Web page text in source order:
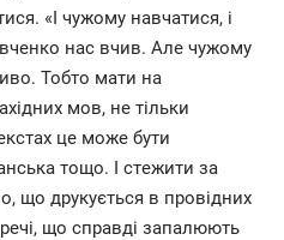
«І чужому навчатися, і
нас вчив. Але чужому
Тобто мати на
мов, не тільки
це може бути
тощо. І стежити за
що друкується в провідних
що справді запалюють